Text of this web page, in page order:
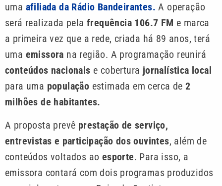
uma afiliada da Rádio Bandeirantes. A operação
será realizada pela frequência 106.7 FM e marca
a primeira vez que a rede, criada há 89 anos, terá
uma emissora na região. A programação reunirá
conteúdos nacionais e cobertura jornalística local
para uma população estimada em cerca de 2
milhões de habitantes.
A proposta prevê prestação de serviço,
entrevistas e participação dos ouvintes, além de
conteúdos voltados ao esporte. Para isso, a
emissora contará com dois programas produzidos